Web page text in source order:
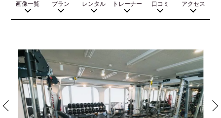
画像一覧 プラン レンタル トレーナー 口コミ アクセス